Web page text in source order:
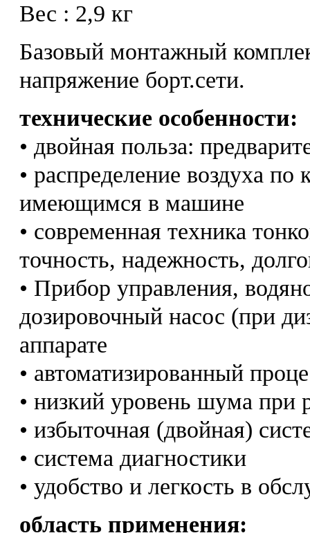
Вес : 2,9 кг
Базовый монтажный
напряжение борт.сети.
технические особенности:
• двойная польза:
• распределение воздуха по
имеющимся в машине
• современная техника
точность, надежность,
• Прибор управления,
дозировочный насос (при
аппарате
• автоматизированный
• низкий уровень шума при
• избыточная (двойная)
• система диагностики
• удобство и легкость в
область применения: